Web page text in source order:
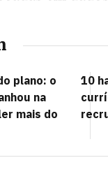
plano: o
na
mais do
10